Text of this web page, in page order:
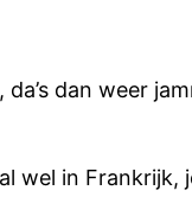
dan weer
wel in Frankrijk,